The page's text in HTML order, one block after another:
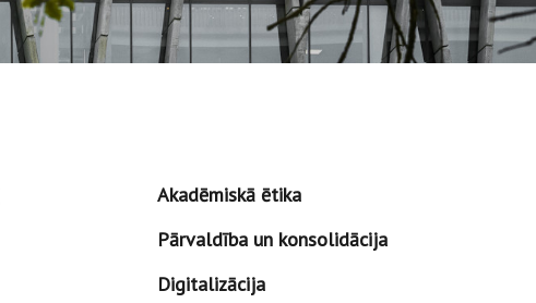
Akadēmiskā ētika
Pārvaldība un konsolidācija
Digitalizācija